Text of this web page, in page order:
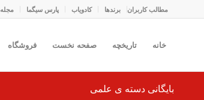
مطالب کاربران برندها کادو‌یاب پارس سیگما مجله
خانه تاریخچه صفحه نخست فروشگاه
بایگانی دسته ی علمی